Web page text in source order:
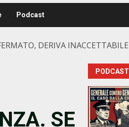
Podcast
DERIVA INACCETTABILE
SE
PODCAST